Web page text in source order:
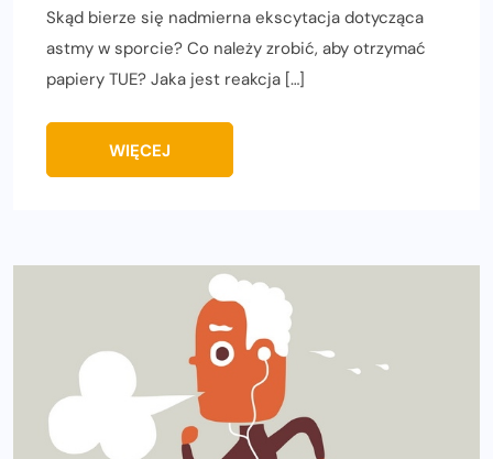
Skąd bierze się nadmierna ekscytacja dotycząca
astmy w sporcie? Co należy zrobić, aby otrzymać
papiery TUE? Jaka jest reakcja […]
WIĘCEJ